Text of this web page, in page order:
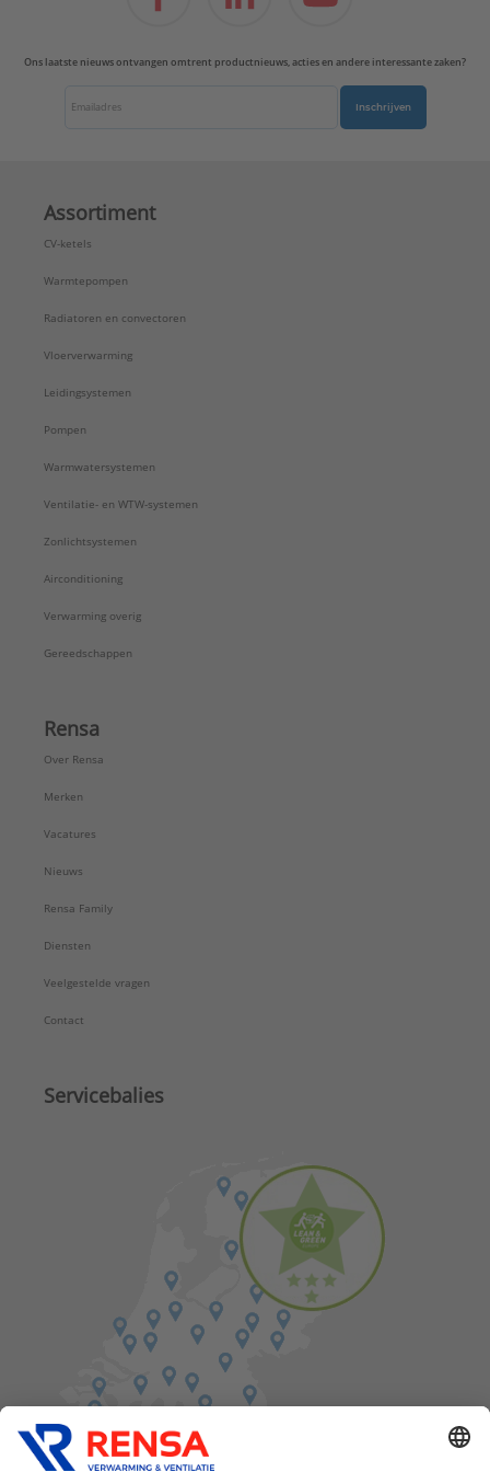
Ons laatste nieuws ontvangen omtrent productnieuws, acties en andere interessante zaken?
Inschrijven
Assortiment
CV-ketels
Warmtepompen
Radiatoren en convectoren
Vloerverwarming
Leidingsystemen
Pompen
Warmwatersystemen
Ventilatie- en WTW-systemen
Zonlichtsystemen
Airconditioning
Verwarming overig
Gereedschappen
Rensa
Over Rensa
Merken
Vacatures
Nieuws
Rensa Family
Diensten
Veelgestelde vragen
Contact
Servicebalies